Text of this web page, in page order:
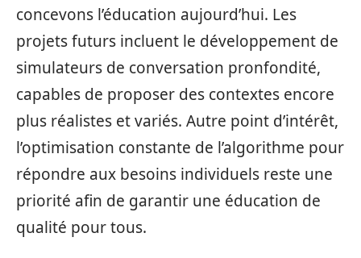
concevons l’éducation aujourd’hui. Les
projets futurs incluent le développement de
simulateurs de conversation pronfondité,
capables de proposer des contextes encore
plus réalistes et variés. Autre point d’intérêt,
l’optimisation constante de l’algorithme pour
répondre aux besoins individuels reste une
priorité afin de garantir une éducation de
qualité pour tous.